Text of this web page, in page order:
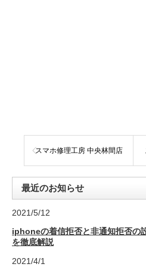
スマホ修理工房 中央林間店
最近のお知らせ
2021/5/12
iphoneの着信拒否と非通知拒否の
を徹底解説
2021/4/1